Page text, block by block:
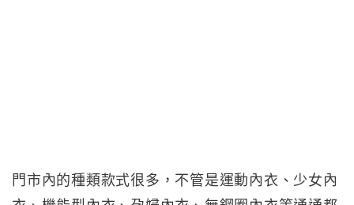
門市內的種類款式很多，不管是運動內衣、少女內